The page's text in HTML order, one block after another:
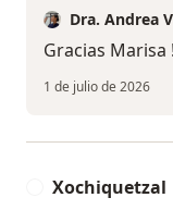
Dra. Andrea
Gracias
1 de julio de 2026
Xochiquetzal